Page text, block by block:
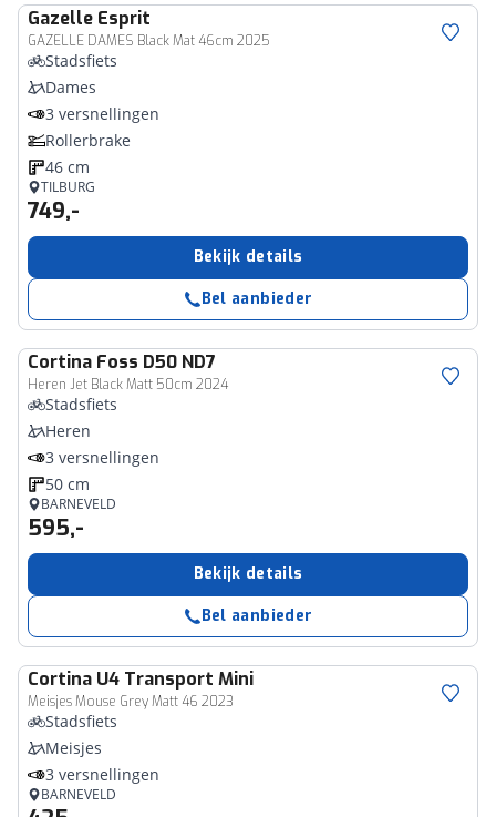
Gazelle Esprit
GAZELLE DAMES Black Mat 46cm 2025
Stadsfiets
Dames
3 versnellingen
Rollerbrake
46 cm
TILBURG
749,-
Bekijk details
Bel aanbieder
Cortina Foss D50 ND7
Heren Jet Black Matt 50cm 2024
Stadsfiets
Heren
3 versnellingen
50 cm
BARNEVELD
595,-
Bekijk details
Bel aanbieder
Cortina U4 Transport Mini
Meisjes Mouse Grey Matt 46 2023
Stadsfiets
Meisjes
3 versnellingen
BARNEVELD